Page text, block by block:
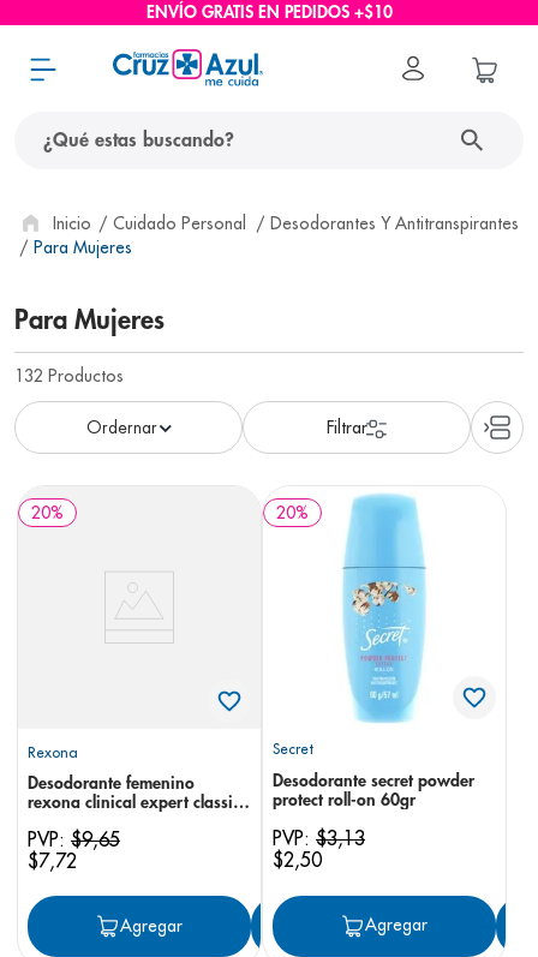
ENVÍO GRATIS EN PEDIDOS +$10
Cuidado Personal
Desodorantes Y Antitranspirantes
Para Mujeres
Para Mujeres
132 Productos
20%
Rexona
Desodorante femenino
rexona clinical expert classic
PVP: $9,65
$7,72
Agregar Agregar
20%
Secret
Desodorante secret powder
protect roll-on 60gr
PVP: $3,13
$2,50
Agregar
términos más buscados
2. pañales
3. eucerin
4. cerave
nivea
6. shampoo
7.
panolini
prueba embarazo